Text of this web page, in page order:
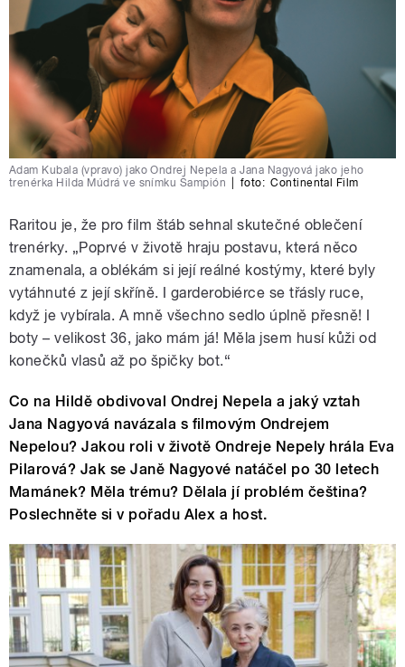
Adam Kubala (vpravo) jako Ondrej Nepela a Jana Nagyová jako jeho
trenérka Hilda Múdrá ve snímku Šampión
foto: Continental Film
Raritou je, že pro film štáb sehnal skutečné oblečení
trenérky. „Poprvé v životě hraju postavu, která něco
znamenala, a oblékám si její reálné kostýmy, které byly
vytáhnuté z její skříně. I garderobiérce se třásly ruce,
když je vybírala. A mně všechno sedlo úplně přesně! I
boty – velikost 36, jako mám já! Měla jsem husí kůži od
konečků vlasů až po špičky bot.“
Co na Hildě obdivoval Ondrej Nepela a jaký vztah
Jana Nagyová navázala s filmovým Ondrejem
Nepelou? Jakou roli v životě Ondreje Nepely hrála Eva
Pilarová? Jak se Janě Nagyové natáčel po 30 letech
Mamánek? Měla trému? Dělala jí problém čeština?
Poslechněte si v pořadu Alex a host.